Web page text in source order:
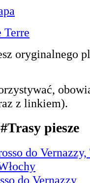
Terre
oryginalnego
z linkiem).
piesze
do Vernazzy